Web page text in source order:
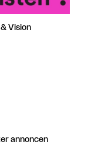
Vision
annoncen